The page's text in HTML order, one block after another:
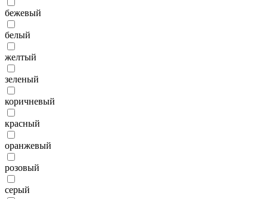
бежевый
белый
желтый
зеленый
коричневый
красный
оранжевый
розовый
серый